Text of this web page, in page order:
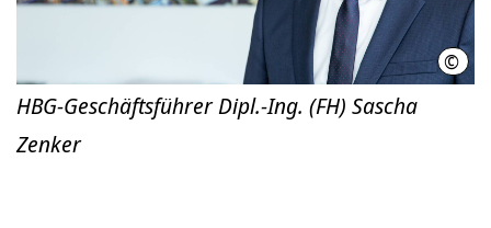
©
HBG-Geschäftsführer Dipl.-Ing. (FH) Sascha
Zenker